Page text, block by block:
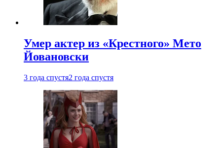
Умер актер из «Крестного» Мето
Йовановски
3 года спустя2 года спустя